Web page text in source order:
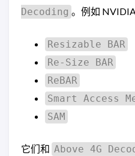
Decoding 。例如
Resizable BAR
Re-Size BAR
ReBAR
Smart Access
SAM
它们和 Above 4G